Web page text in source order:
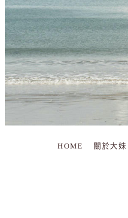
HOME 關於大妹